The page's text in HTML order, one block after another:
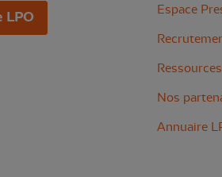
LPO Espace
Nos
Annuaire